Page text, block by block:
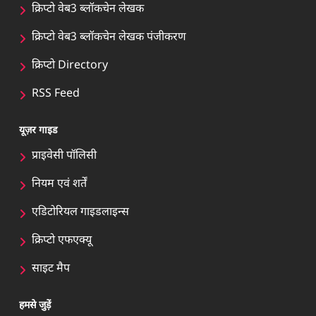
क्रिप्टो वेब3 ब्लॉकचेन लेखक
क्रिप्टो वेब3 ब्लॉकचेन लेखक पंजीकरण
क्रिप्टो Directory
RSS Feed
यूज़र गाइड
प्राइवेसी पॉलिसी
नियम एवं शर्तें
एडिटोरियल गाइडलाइन्स
क्रिप्टो एफएक्यू
साइट मैप
हमसे जुड़ें